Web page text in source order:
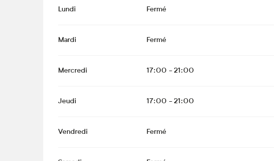
Lundi Fermé
Mardi Fermé
Mercredi 17:00 - 21:00
Jeudi 17:00 - 21:00
Vendredi Fermé